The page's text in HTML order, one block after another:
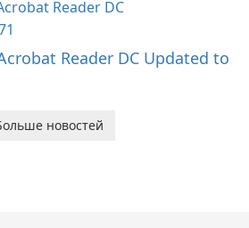
Reader DC Updated to
новостей